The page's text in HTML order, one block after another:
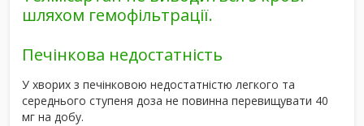
шляхом гемофільтрації.
Печінкова недостатність
У хворих з печінковою недостатністю легкого та
середнього ступеня доза не повинна перевищувати 40
мг на добу.